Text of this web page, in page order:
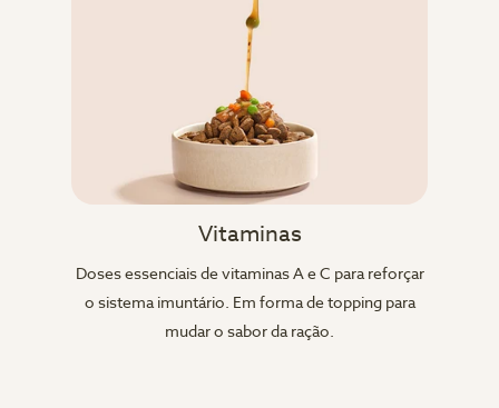
Vitaminas
Doses essenciais de vitaminas A e C para reforçar
o sistema imuntário. Em forma de topping para
mudar o sabor da ração.